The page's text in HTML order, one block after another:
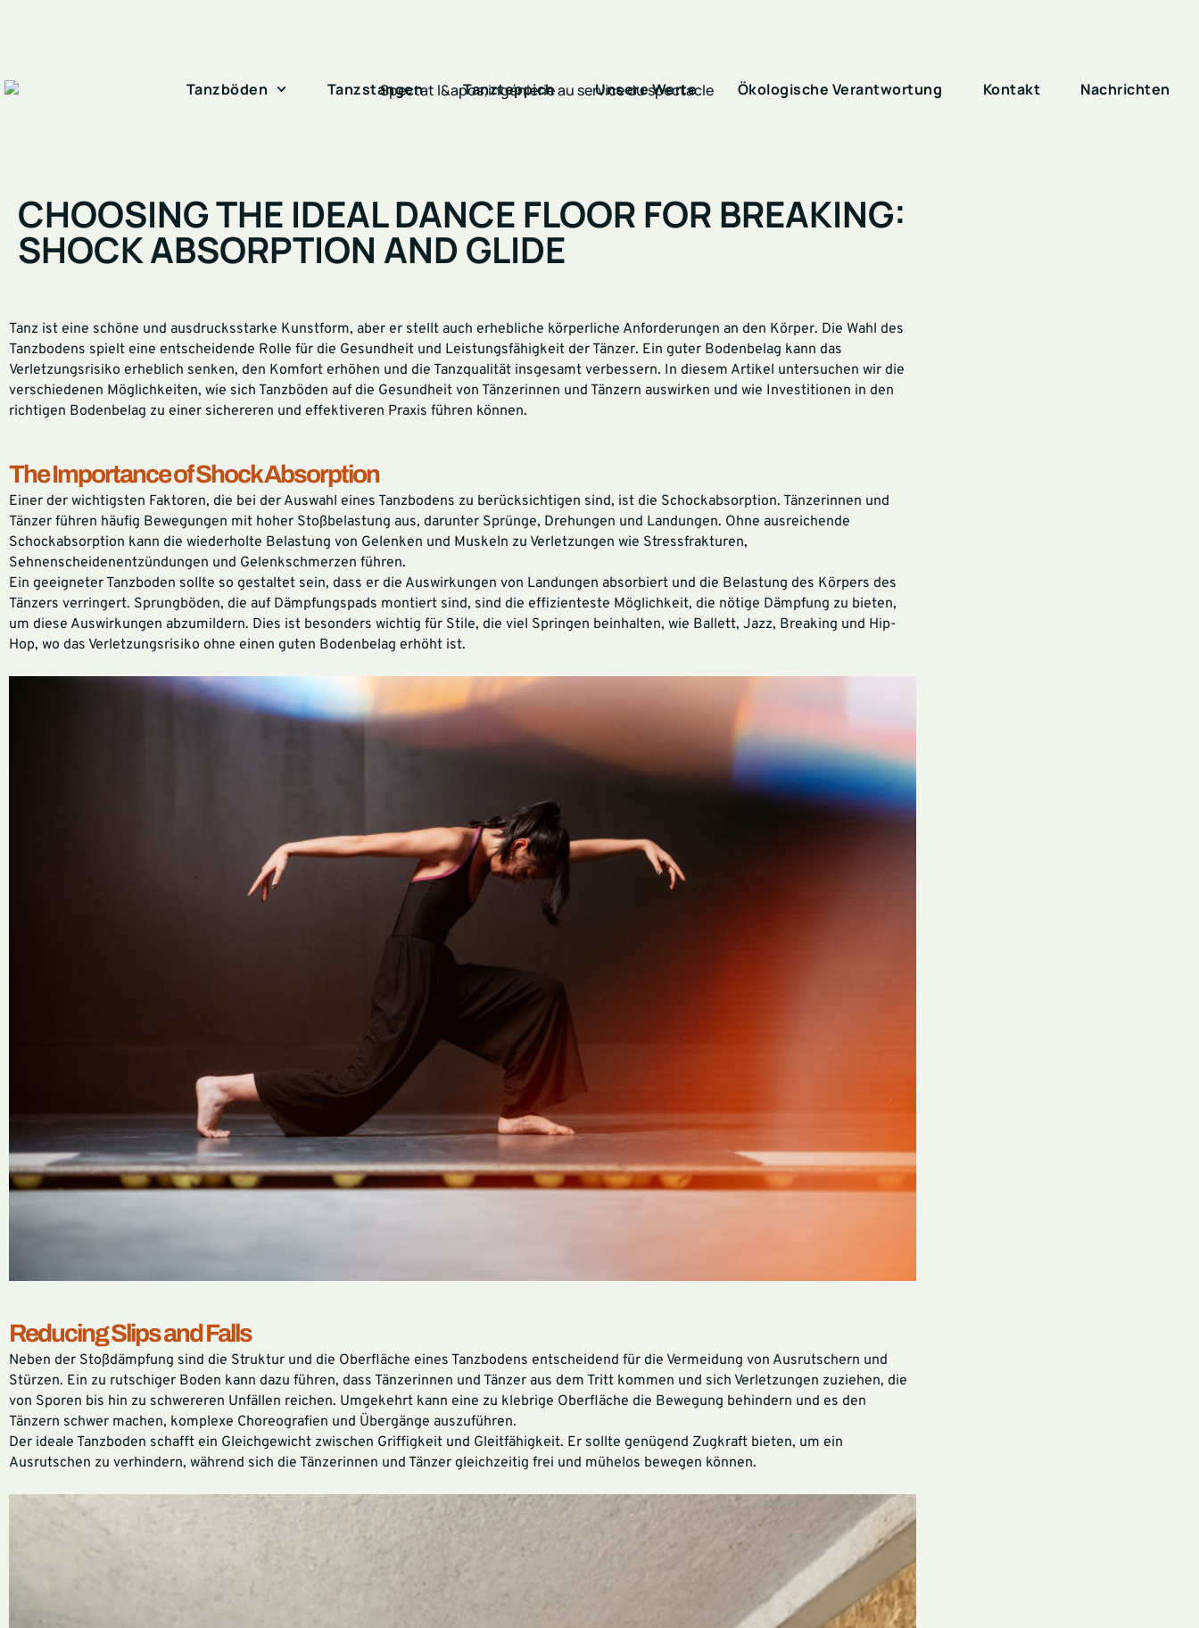
Tanzböden Tanzstangen Tanzteppich Unsere Werte Ökologische Verantwortung Kontakt Nachrichten
CHOOSING THE IDEAL DANCE FLOOR FOR BREAKING:
SHOCK ABSORPTION AND GLIDE
Tanz ist eine schöne und ausdrucksstarke Kunstform, aber er stellt auch erhebliche körperliche Anforderungen an den Körper. Die Wahl des
Tanzbodens spielt eine entscheidende Rolle für die Gesundheit und Leistungsfähigkeit der Tänzer. Ein guter Bodenbelag kann das
Verletzungsrisiko erheblich senken, den Komfort erhöhen und die Tanzqualität insgesamt verbessern. In diesem Artikel untersuchen wir die
verschiedenen Möglichkeiten, wie sich Tanzböden auf die Gesundheit von Tänzerinnen und Tänzern auswirken und wie Investitionen in den
richtigen Bodenbelag zu einer sichereren und effektiveren Praxis führen können.
The Importance of Shock Absorption
Einer der wichtigsten Faktoren, die bei der Auswahl eines Tanzbodens zu berücksichtigen sind, ist die Schockabsorption. Tänzerinnen und
Tänzer führen häufig Bewegungen mit hoher Stoßbelastung aus, darunter Sprünge, Drehungen und Landungen. Ohne ausreichende
Schockabsorption kann die wiederholte Belastung von Gelenken und Muskeln zu Verletzungen wie Stressfrakturen,
Sehnenscheidenentzündungen und Gelenkschmerzen führen.
Ein geeigneter Tanzboden sollte so gestaltet sein, dass er die Auswirkungen von Landungen absorbiert und die Belastung des Körpers des
Tänzers verringert. Sprungböden, die auf Dämpfungspads montiert sind, sind die effizienteste Möglichkeit, die nötige Dämpfung zu bieten,
um diese Auswirkungen abzumildern. Dies ist besonders wichtig für Stile, die viel Springen beinhalten, wie Ballett, Jazz, Breaking und Hip-
Hop, wo das Verletzungsrisiko ohne einen guten Bodenbelag erhöht ist.
Reducing Slips and Falls
Neben der Stoßdämpfung sind die Struktur und die Oberfläche eines Tanzbodens entscheidend für die Vermeidung von Ausrutschern und
Stürzen. Ein zu rutschiger Boden kann dazu führen, dass Tänzerinnen und Tänzer aus dem Tritt kommen und sich Verletzungen zuziehen, die
von Sporen bis hin zu schwereren Unfällen reichen. Umgekehrt kann eine zu klebrige Oberfläche die Bewegung behindern und es den
Tänzern schwer machen, komplexe Choreografien und Übergänge auszuführen.
Der ideale Tanzboden schafft ein Gleichgewicht zwischen Griffigkeit und Gleitfähigkeit. Er sollte genügend Zugkraft bieten, um ein
Ausrutschen zu verhindern, während sich die Tänzerinnen und Tänzer gleichzeitig frei und mühelos bewegen können.